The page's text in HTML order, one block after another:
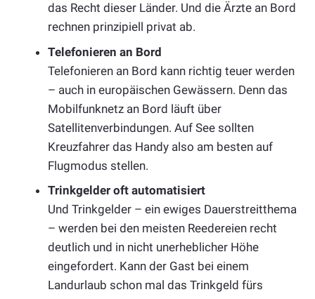
das Recht dieser Länder. Und die Ärzte an Bord
rechnen prinzipiell privat ab.
Telefonieren an Bord
Telefonieren an Bord kann richtig teuer werden
– auch in europäischen Gewässern. Denn das
Mobilfunknetz an Bord läuft über
Satellitenverbindungen. Auf See sollten
Kreuzfahrer das Handy also am besten auf
Flugmodus stellen.
Trinkgelder oft automatisiert
Und Trinkgelder – ein ewiges Dauerstreitthema
– werden bei den meisten Reedereien recht
deutlich und in nicht unerheblicher Höhe
eingefordert. Kann der Gast bei einem
Landurlaub schon mal das Trinkgeld fürs